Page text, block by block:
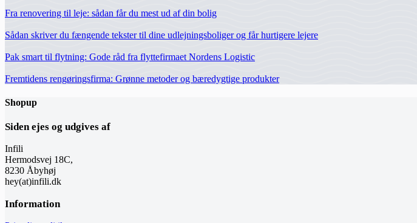
Fra renovering til leje: sådan får du mest ud af din bolig
Sådan skriver du fængende tekster til dine udlejningsboliger og får hurtigere lejere
Pak smart til flytning: Gode råd fra flyttefirmaet Nordens Logistic
Fremtidens rengøringsfirma: Grønne metoder og bæredygtige produkter
Shopup
Siden ejes og udgives af
Infili
Hermodsvej 18C,
8230 Åbyhøj
hey(at)infili.dk
Information